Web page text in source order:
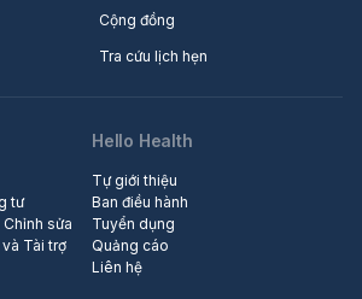
Cộng đồng
Tra cứu lịch hẹn
tư
sửa
Tài trợ
Hello Health
Tự giới thiệu
Ban điều hành
Tuyển dụng
Quảng cáo
Liên hệ